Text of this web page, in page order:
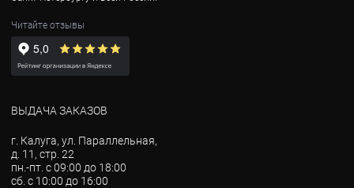
Читайте отзывы
ВЫДАЧА ЗАКАЗОВ
г. Калуга, ул. Параллельная,
д. 11, стр. 22
пн.-пт. с 09:00 до 18:00
сб. с 10:00 до 16:00